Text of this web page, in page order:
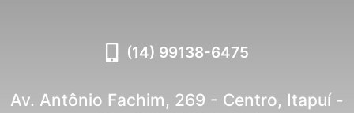
(14) 99138-6475
Av. Antônio Fachim, 269 - Centro, Itapuí -